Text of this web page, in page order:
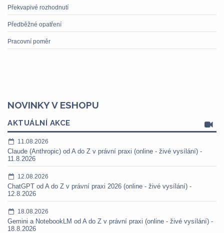
Překvapivé rozhodnutí
Předběžné opatření
Pracovní poměr
NOVINKY V ESHOPU
AKTUÁLNÍ AKCE
11.08.2026
Claude (Anthropic) od A do Z v právní praxi (online - živé vysílání) -
11.8.2026
12.08.2026
ChatGPT od A do Z v právní praxi 2026 (online - živé vysílání) -
12.8.2026
18.08.2026
Gemini a NotebookLM od A do Z v právní praxi (online - živé vysílání) -
18.8.2026